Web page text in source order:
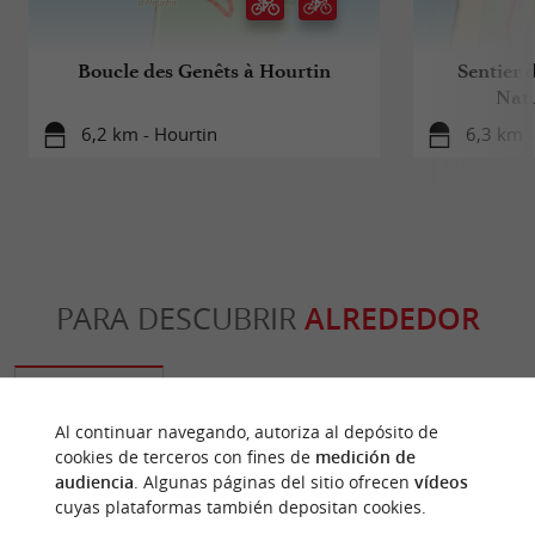
Boucle des Genêts à Hourtin
6,2 km - Hourtin
Sentier
6,3 km
PARA DESCUBRIR ALREDEDOR
Descubrir Información Alojamiento
Al continuar navegando, autoriza al depósito de
cookies de terceros con fines de medición de
audiencia . Algunas páginas del sitio ofrecen vídeos
cuyas plataformas también depositan cookies.